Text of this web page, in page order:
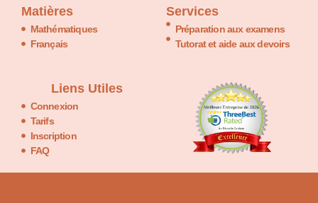
Matières
Mathématiques
Français
Services
Préparation aux examens
Tutorat et aide aux devoirs
Liens Utiles
Connexion
Tarifs
Inscription
FAQ